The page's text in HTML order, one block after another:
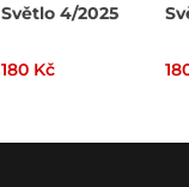
Světlo 4/2025
180 Kč